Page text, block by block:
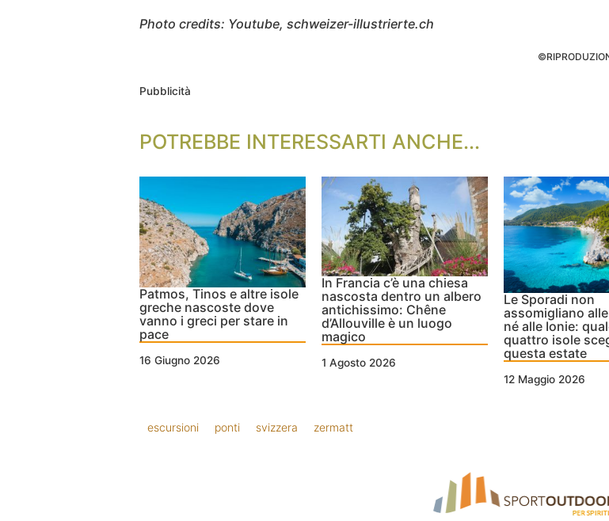
Photo credits: Youtube, schweizer-illustrierte.ch
Pubblicità
POTREBBE INTERESSARTI ANCHE...
Patmos, Tinos e altre isole
greche nascoste dove
vanno i greci per stare in
pace
16 Giugno 2026
In Francia c’è una chiesa
nascosta dentro un albero
antichissimo: Chêne
d’Allouville è un luogo
magico
1 Agosto 2026
Le Sporadi non
assomigliano
né alle Ionie:
quattro isole
questa estate
12 Maggio 2026
escursioni ponti svizzera zermatt